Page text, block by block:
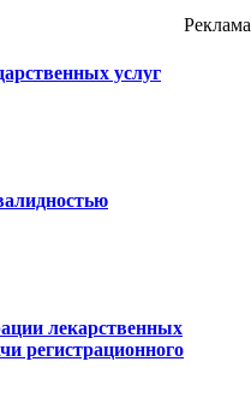
услуг
лекарственных
регистрационного
Реклама